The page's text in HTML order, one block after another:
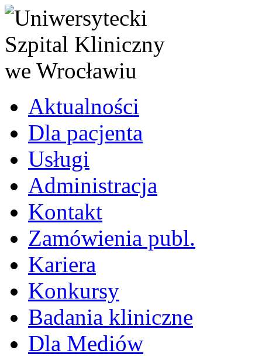
Aktualności
Dla pacjenta
Usługi
Administracja
Kontakt
Zamówienia publ.
Kariera
Konkursy
Badania kliniczne
Dla Mediów